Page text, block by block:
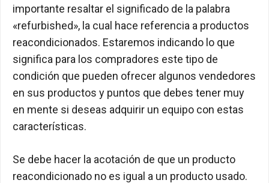
importante resaltar el significado de la palabra
«refurbished», la cual hace referencia a productos
reacondicionados. Estaremos indicando lo que
significa para los compradores este tipo de
condición que pueden ofrecer algunos vendedores
en sus productos y puntos que debes tener muy
en mente si deseas adquirir un equipo con estas
características.
Se debe hacer la acotación de que un producto
reacondicionado no es igual a un producto usado.